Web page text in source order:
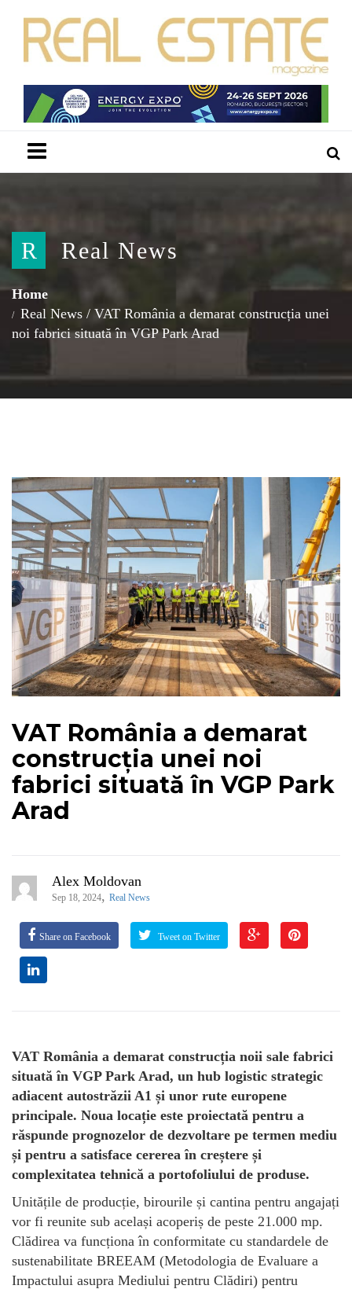
R Real News
Home
Real News / VAT România a demarat construcția unei
noi fabrici situată în VGP Park Arad
VAT România a demarat
construcția unei noi
fabrici situată în VGP Park
Arad
Alex Moldovan
Sep 18, 2024, Real News
Share on Facebook Tweet on Twitter
VAT România a demarat construcția noii sale fabrici
situată în VGP Park Arad, un hub logistic strategic
adiacent autostrăzii A1 și unor rute europene
principale. Noua locație este proiectată pentru a
răspunde prognozelor de dezvoltare pe termen mediu
și pentru a satisface cererea în creștere și
complexitatea tehnică a portofoliului de produse.
Unitățile de producție, birourile și cantina pentru angajați
vor fi reunite sub același acoperiș de peste 21.000 mp.
Clădirea va funcționa în conformitate cu standardele de
sustenabilitate BREEAM (Metodologia de Evaluare a
Impactului asupra Mediului pentru Clădiri) pentru